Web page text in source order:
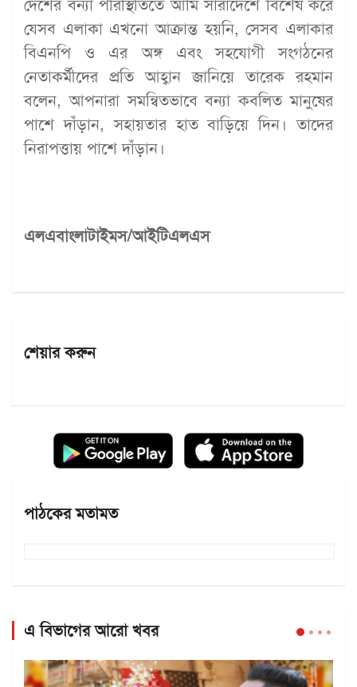
দেশের বন্যা পরিস্থিতিতে আমি সারাদেশে বিশেষ করে
যেসব এলাকা এখনো আক্রান্ত হয়নি, সেসব এলাকার
বিএনপি ও এর অঙ্গ এবং সহযোগী সংগঠনের
নেতাকর্মীদের প্রতি আহ্বান জানিয়ে তারেক রহমান
বলেন, আপনারা সমন্বিতভাবে বন্যা কবলিত মানুষের
পাশে দাঁড়ান, সহায়তার হাত বাড়িয়ে দিন। তাদের
নিরাপত্তায় পাশে দাঁড়ান।
এলএবাংলাটাইমস/আইটিএলএস
শেয়ার করুন
পাঠকের মতামত
এ বিভাগের আরো খবর